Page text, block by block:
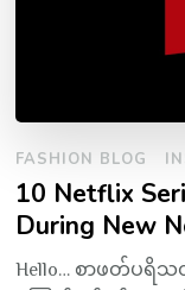
FASHION BLOG
10 Netflix
During New
Hello… စာဖတ်ပရိသတ်